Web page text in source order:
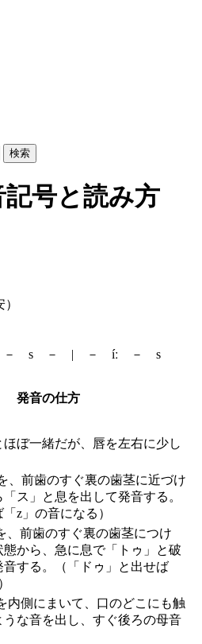
記号と読み方
s － | － íː － s
発音の仕方
ほぼ一緒だが、唇を左右に少し
、前歯のすぐ裏の歯茎に近づけ
ス」と息を出して発音する。
z」の音になる）
、前歯のすぐ裏の歯茎につけ
態から、急に息で「トゥ」と破
音する。（「ドゥ」と出せば
内側にまいて、口のどこにも触
な音を出し、すぐ後ろの母音